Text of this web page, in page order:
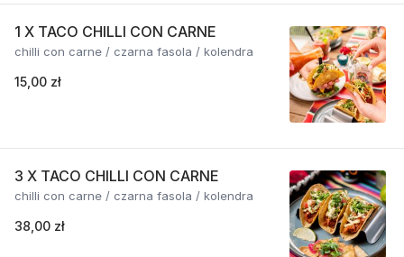
1 X TACO CHILLI CON CARNE
chilli con carne / czarna fasola / kolendra
15,00 zł
3 X TACO CHILLI CON CARNE
chilli con carne / czarna fasola / kolendra
38,00 zł